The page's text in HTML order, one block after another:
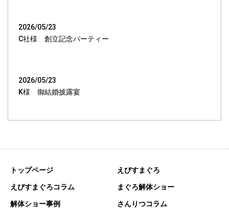
2026/05/23
C社様 創立記念パーティー
2026/05/23
K様 御結婚披露宴
トップページ えびすまぐろ
えびすまぐろコラム まぐろ解体ショー
解体ショー事例 さんりつコラム